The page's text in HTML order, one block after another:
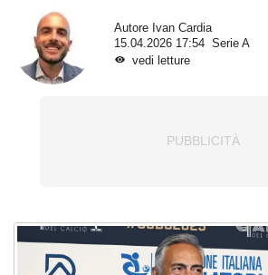
Autore Ivan Cardia
15.04.2026 17:54
Serie A
vedi letture